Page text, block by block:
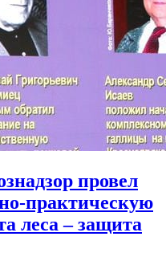
провел
практическую
леса – защита